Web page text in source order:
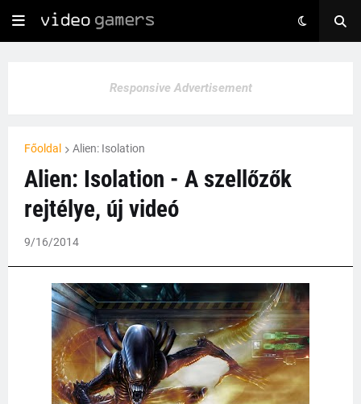
Responsive Advertisement
Főoldal Alien: Isolation
Alien: Isolation - A szellőzők
rejtélye, új videó
9/16/2014